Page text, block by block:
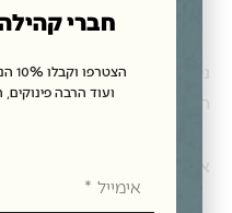
ניתן לרכוש את המתנות,
חגיגיים בחנות תנובת כנרת
חברי
הצטרפו וקבלו 10% הנחה לרכישה ראשונה באתר
ועוד הרבה